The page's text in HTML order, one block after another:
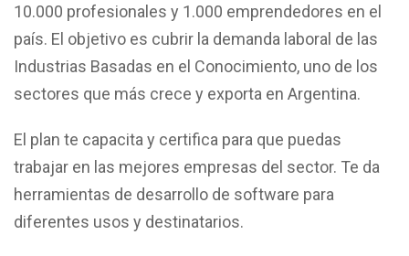
10.000 profesionales y 1.000 emprendedores en el
país. El objetivo es cubrir la demanda laboral de las
Industrias Basadas en el Conocimiento, uno de los
sectores que más crece y exporta en Argentina.
El plan te capacita y certifica para que puedas
trabajar en las mejores empresas del sector. Te da
herramientas de desarrollo de software para
diferentes usos y destinatarios.